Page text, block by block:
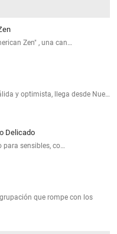
Zen" , una can…
y optimista, llega desde Nue…
Delicado
para sensibles, co…
que rompe con los